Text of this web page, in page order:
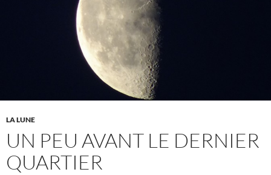
LA LUNE
UN PEU AVANT LE DERNIER
QUARTIER